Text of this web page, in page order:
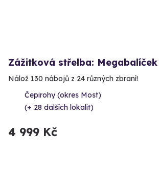
Zážitková střelba:
Nálož 130 nábojů z 24 různých zbraní!
Čepirohy (okres Most)
(+ 28 dalších lokalit)
4 999 Kč